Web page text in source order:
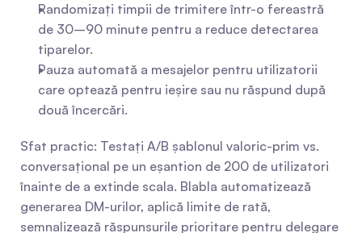
Randomizați timpii de trimitere într-o fereastră
de 30–90 minute pentru a reduce detectarea
tiparelor.
Pauza automată a mesajelor pentru utilizatorii
care optează pentru ieșire sau nu răspund după
două încercări.
Sfat practic: Testați A/B șablonul valoric-prim vs.
conversațional pe un eșantion de 200 de utilizatori
înainte de a extinde scala. Blabla automatizează
generarea DM-urilor, aplică limite de rată,
semnalizează răspunsurile prioritare pentru delegare